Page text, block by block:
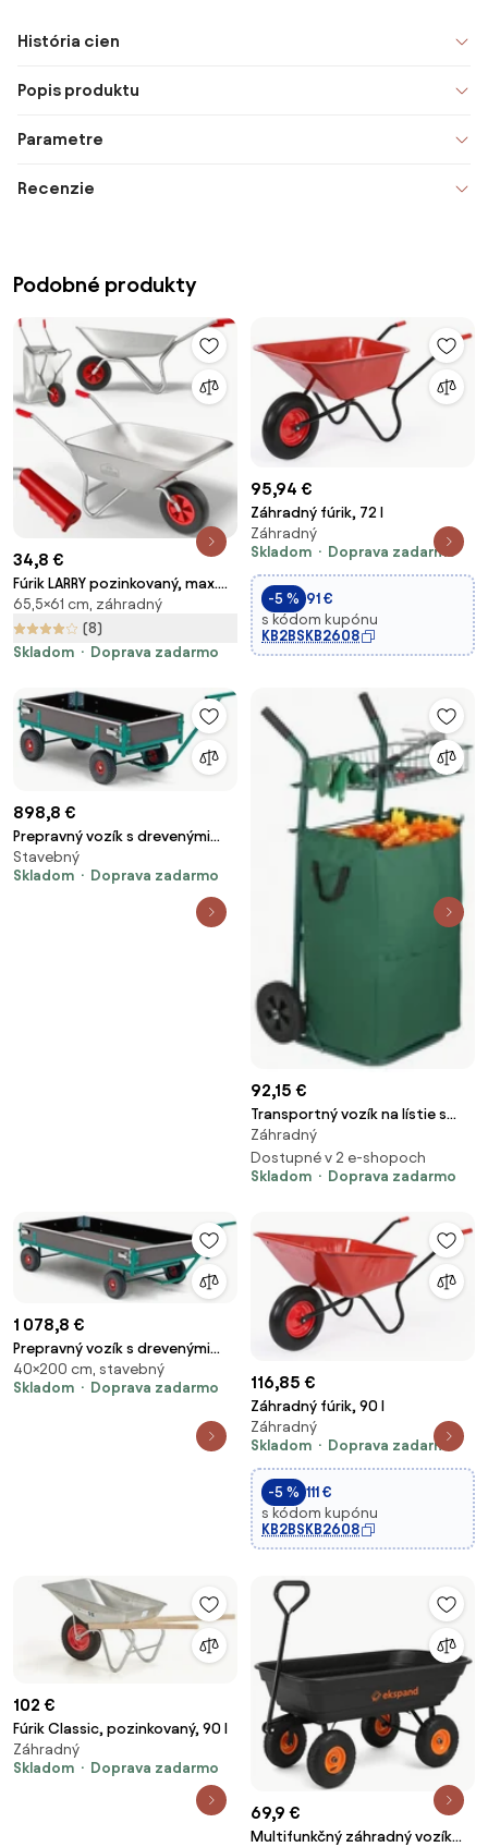
História cien
Popis produktu
Parametre
Recenzie
Podobné produkty
34,8 €
Fúrik LARRY pozinkovaný, max.
kapacita 80l/100kg,
strieborná/čierna Gardebruk
65,5×61 cm, záhradný
(8)
Skladom
Doprava zadarmo
95,94 €
Záhradný fúrik, 72 l
Záhradný
Skladom
Doprava zadarmo
-5 % 91 €
s kódom kupónu
KB2BSKB2608
898,8 €
Prepravný vozík s drevenými
bočnicami NIGEL, nosnosť 650
kg, 1500x750 mm
Stavebný
Skladom
Doprava zadarmo
92,15 €
Transportný vozík na lístie s
odkladacím priestorom
RD9543, 70 l
Záhradný
Dostupné v 2 e-shopoch
Skladom
Doprava zadarmo
1 078,8 €
Prepravný vozík s drevenými
bočnicami NIGEL, nosnosť 650
kg, 2000x1000x400 mm
40×200 cm, stavebný
Skladom
Doprava zadarmo 116,85 €
Záhradný fúrik, 90 l
Záhradný
Skladom
Doprava zadarmo
-5 % 111 €
s kódom kupónu
KB2BSKB2608
102 €
Fúrik Classic, pozinkovaný, 90 l
Záhradný
Skladom
Doprava zadarmo
69,9 €
Multifunkčný záhradný vozík